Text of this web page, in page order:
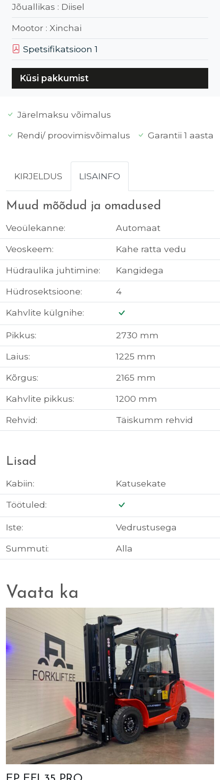
Jõuallikas : Diisel
Mootor : Xinchai
Spetsifikatsioon 1
Küsi pakkumist
Järelmaksu võimalus
Rendi/ proovimisvõimalus
Garantii 1 aasta
KIRJELDUS LISAINFO
Muud mõõdud ja omadused
Veoülekanne: Automaat
Veoskeem: Kahe ratta vedu
Hüdraulika juhtimine: Kangidega
Hüdrosektsioone: 4
Kahvlite külgnihe:
Pikkus: 2730 mm
Laius: 1225 mm
Kõrgus: 2165 mm
Kahvlite pikkus: 1200 mm
Rehvid: Täiskumm rehvid
Lisad
Kabiin: Katusekate
Töötuled:
Iste: Vedrustusega
Summuti: Alla
Vaata ka